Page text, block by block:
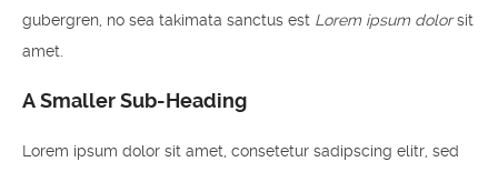
gubergren, no sea takimata sanctus est Lorem ipsum dolorsit
amet.
A Smaller Sub-Heading
Lorem ipsum dolor sit amet, consetetur sadipscing elitr, sed